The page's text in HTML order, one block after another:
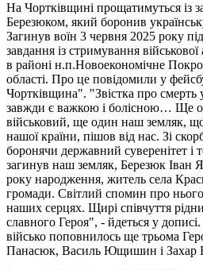
На Чортківщині прощатимуться із
Березюком, який боронив
Загинув воїн 3 червня 2025 року
завдання із стримування військової
в районі н.п.Новоекономічне
області. Про це повідомили у
Чортківщина". "Звістка про смерть
завжди є важкою і болісною… Ще
військовий, ще один наш земляк,
нашої країни, пішов від нас. Зі
боронячи державний суверенітет і
загинув наш земляк, Березюк Іван
року народження, житель села
громади. Світлий спомин про
наших серцях. Щирі співчуття
славного Героя", - йдеться у
військо поповнилось ще трьома
Панасюк, Василь Ющишин і Захар